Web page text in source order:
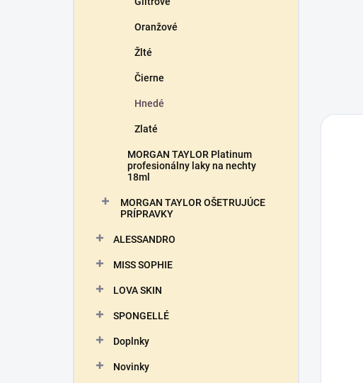
Oranžové
Žlté
Čierne
Hnedé
Zlaté
MORGAN TAYLOR Platinum
profesionálny laky na nechty
18ml
MORGAN TAYLOR OŠETRUJÚCE
PRÍPRAVKY
ALESSANDRO
MISS SOPHIE
LOVA SKIN
SPONGELLÉ
Doplnky
Novinky